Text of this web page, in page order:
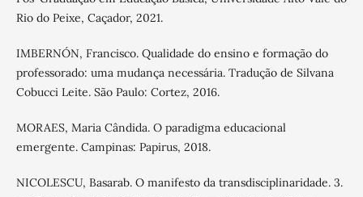
Rio do Peixe, Caçador, 2021.
IMBERNÓN, Francisco. Qualidade do ensino e formação do
professorado: uma mudança necessária. Tradução de Silvana
Cobucci Leite. São Paulo: Cortez, 2016.
MORAES, Maria Cândida. O paradigma educacional
emergente. Campinas: Papirus, 2018.
NICOLESCU, Basarab. O manifesto da transdisciplinaridade. 3.